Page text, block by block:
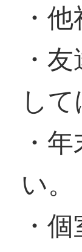
・
・
し
・
い。
・